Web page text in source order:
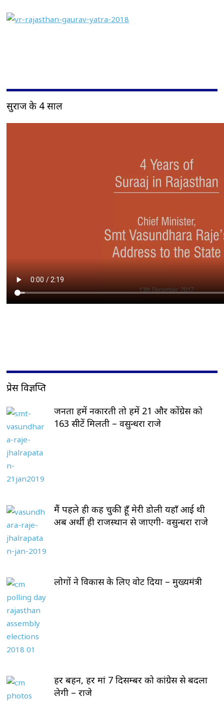
सुराज के 4 साल
प्रेस विज्ञप्ति
जनता हमें नकारती तो हमें 21 और कोंग्रेस को
163 सीटें मिलती – वसुन्धरा राजे
मैं पहले ही कह चुकी हूँ मेरी डोली यहाँ आई थी
अब अर्थी ही राजस्थान से जाएगी- वसुन्धरा राजे
लोगों ने विकास के लिए वोट दिया – मुख्यमंत्री
हर बहन, हर मां 7 दिसम्बर को कांग्रेस से बदला
लेगी – राजे